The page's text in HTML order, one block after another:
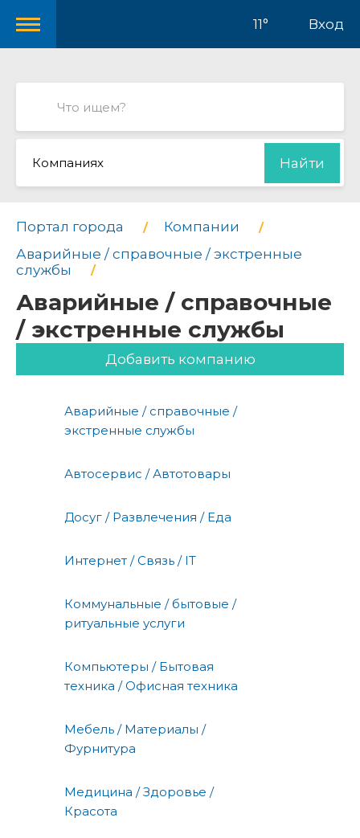
11° Вход
Компаниях Найти
Портал города
Компании
Аварийные / справочные / экстренные
службы
Аварийные / справочные
/ экстренные службы
Добавить компанию
Аварийные / справочные /
экстренные службы
Автосервис / Автотовары
Досуг / Развлечения / Еда
Интернет / Связь / IT
Коммунальные / бытовые /
ритуальные услуги
Компьютеры / Бытовая
техника / Офисная техника
Мебель / Материалы /
Фурнитура
Медицина / Здоровье /
Красота